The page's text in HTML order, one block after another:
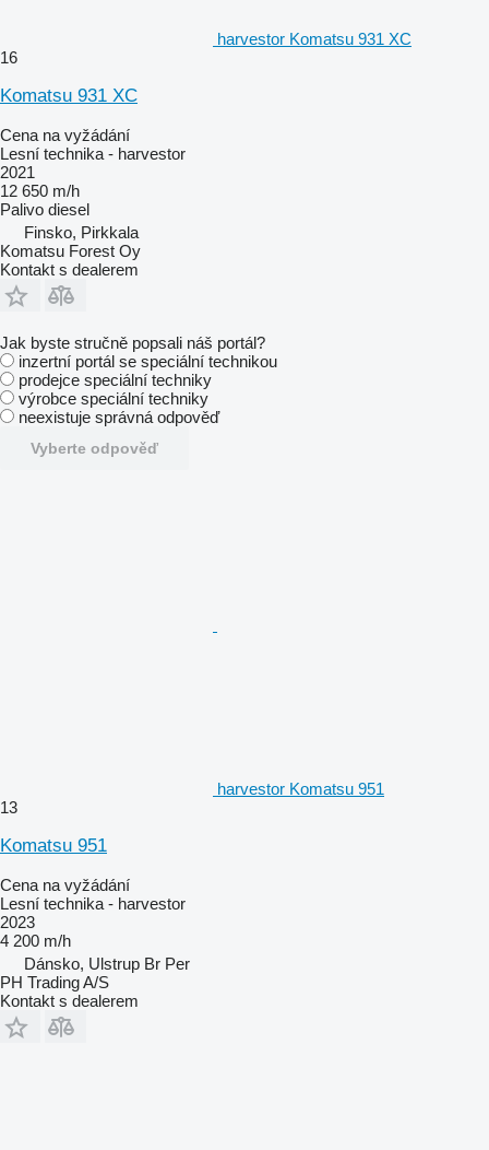
harvestor Komatsu 931 XC
16
Komatsu 931 XC
Cena na vyžádání
Lesní technika - harvestor
2021
12 650 m/h
Palivo diesel
Finsko, Pirkkala
Komatsu Forest Oy
Kontakt s dealerem
Jak byste stručně popsali náš portál?
inzertní portál se speciální technikou
prodejce speciální techniky
výrobce speciální techniky
neexistuje správná odpověď
Vyberte odpověď
harvestor Komatsu 951
13
Komatsu 951
Cena na vyžádání
Lesní technika - harvestor
2023
4 200 m/h
Dánsko, Ulstrup Br Per
PH Trading A/S
Kontakt s dealerem